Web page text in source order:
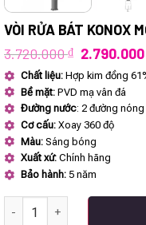
VÒI RỬA BÁT KONOX
3.720.000₫ Giá
gốc
là:
3.720.000
Chất liệu: Hợp kim đồng
Bề mặt: PVD mạ vân đá
Đường nước: 2 đường nóng
Cơ cấu: Xoay 360 độ
Màu: Sáng bóng
Xuất xứ: Chính hãng
Bảo hành: 5 năm
Vòi rửa bát KONOX Modo